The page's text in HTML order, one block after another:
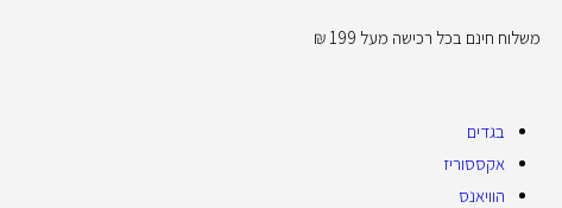
משלוח חינם בכל רכישה מעל 199 ₪
בגדים
אקססוריז
הוויאנס